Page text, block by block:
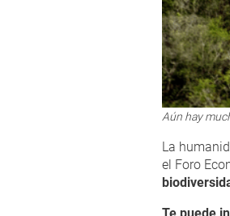
Aún hay
La
el Foro